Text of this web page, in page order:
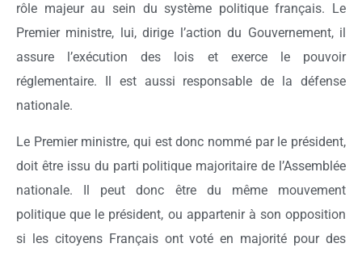
rôle majeur au sein du système politique français. Le
Premier ministre, lui, dirige l’action du Gouvernement, il
assure l’exécution des lois et exerce le pouvoir
réglementaire. Il est aussi responsable de la défense
nationale.
Le Premier ministre, qui est donc nommé par le président,
doit être issu du parti politique majoritaire de l’Assemblée
nationale. Il peut donc être du même mouvement
politique que le président, ou appartenir à son opposition
si les citoyens Français ont voté en majorité pour des